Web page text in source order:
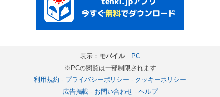
表示： モバイル｜ PC
※PCの閲覧は一部制限されます
利用規約 - プライバシーポリシー - クッキーポリシー
広告掲載- お問い合わせ- ヘルプ